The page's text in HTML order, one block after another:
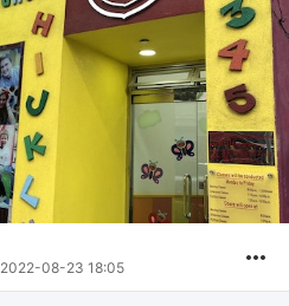
2022-08-23 18:05